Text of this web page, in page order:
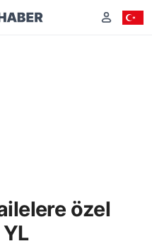
özel